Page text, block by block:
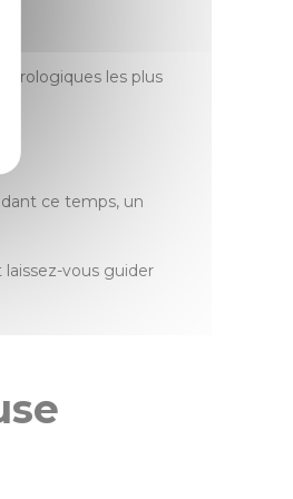
les plus
ce temps, un
vous guider